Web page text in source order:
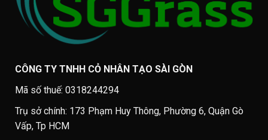
CÔNG TY TNHH CỎ NHÂN TẠO SÀI GÒN
Mã số thuế: 0318244294
Trụ sở chính: 173 Phạm Huy Thông, Phường 6, Quận Gò
Vấp, Tp HCM